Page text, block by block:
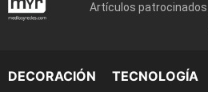
Artículos patrocinados
DECORACIÓN TECNOLOGÍA